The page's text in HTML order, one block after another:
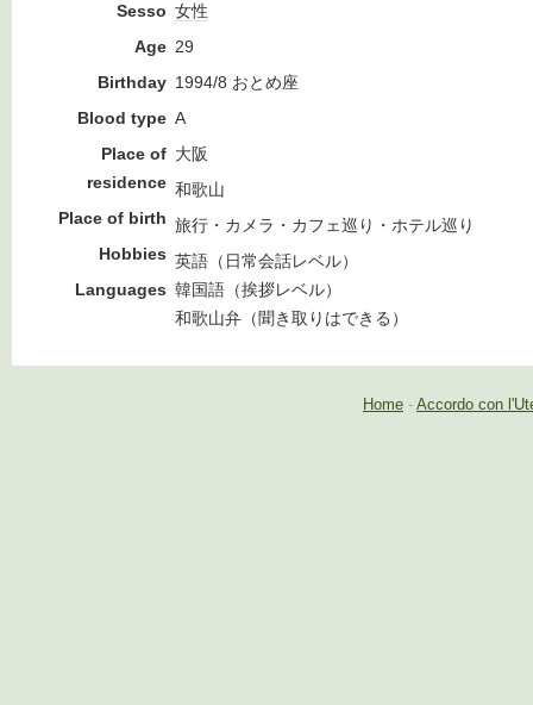
Sesso 女性
Age 29
Birthday 1994/8 おとめ座
Blood type A
Place of
residence
大阪
Place of birth
和歌山
Hobbies
旅行・カメラ・カフェ巡り・ホテル巡り
Languages
英語（日常会話レベル）
韓国語（挨拶レベル）
和歌山弁（聞き取りはできる）
Home - Accordo con